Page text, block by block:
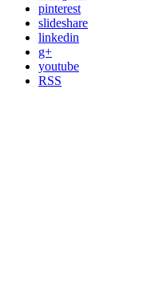
pinterest
slideshare
linkedin
g+
youtube
RSS